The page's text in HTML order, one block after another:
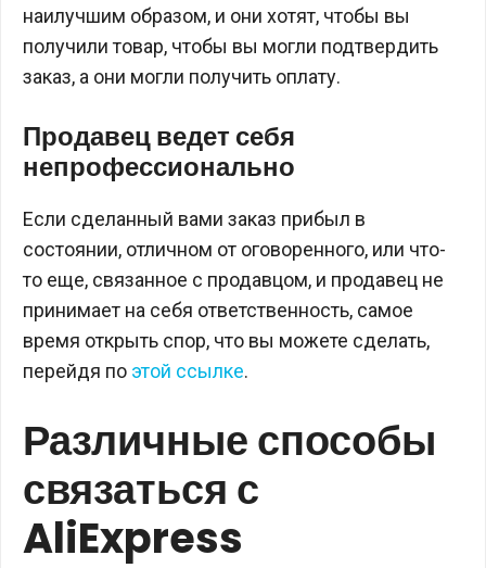
наилучшим образом, и они хотят, чтобы вы
получили товар, чтобы вы могли подтвердить
заказ, а они могли получить оплату.
Продавец ведет себя
непрофессионально
Если сделанный вами заказ прибыл в
состоянии, отличном от оговоренного, или что-
то еще, связанное с продавцом, и продавец не
принимает на себя ответственность, самое
время открыть спор, что вы можете сделать,
перейдя по этой ссылке.
Различные способы
связаться с
AliExpress